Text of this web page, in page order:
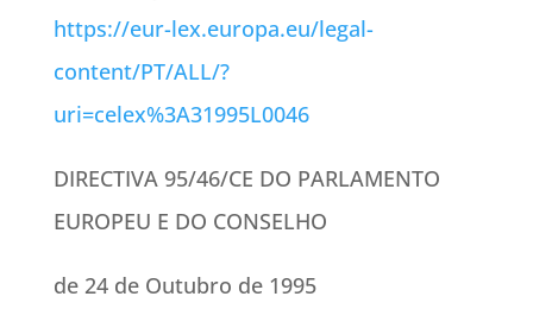
https://eur-lex.europa.eu/legal-
content/PT/ALL/?
uri=celex%3A31995L0046
DIRECTIVA 95/46/CE DO PARLAMENTO
EUROPEU E DO CONSELHO
de 24 de Outubro de 1995